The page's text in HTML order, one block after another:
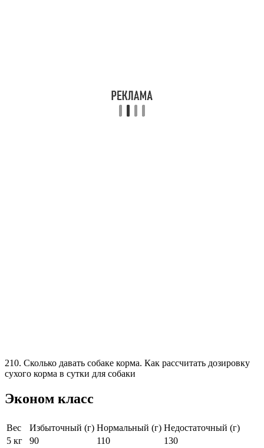
210. Сколько давать собаке корма. Как рассчитать дозировку
сухого корма в сутки для собаки
Эконом класс
Вес Избыточный (г) Нормальный (г) Недостаточный (г)
5 кг
90 110
130